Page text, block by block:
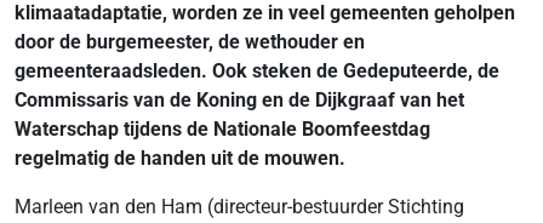
klimaatadaptatie, worden ze in veel gemeenten geholpen
door de burgemeester, de wethouder en
gemeenteraadsleden. Ook steken de Gedeputeerde, de
Commissaris van de Koning en de Dijkgraaf van het
Waterschap tijdens de Nationale Boomfeestdag
regelmatig de handen uit de mouwen.
Marleen van den Ham (directeur-bestuurder Stichting